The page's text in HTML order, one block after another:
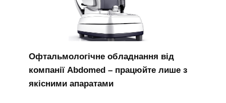
Офтальмологічне обладнання від
компанії Abdomed – працюйте лише з
якісними апаратами